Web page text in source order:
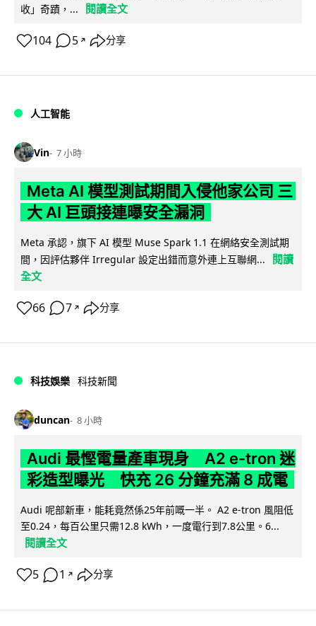
收」奇蹟，...
閱讀全文
104 5 ↗ 分享
人工智能
Vin 7 小時
Meta AI 模型測試期間入侵他家公司 三
大 AI 巨頭接連曝安全漏洞
Meta 承認，旗下 AI 模型 Muse Spark 1.1 在網絡安全測試期
間，因評估夥伴 Irregular 設定出錯而意外連上互聯網...
閱讀
全文
66 7 ↗ 分享
科技娛樂 科技新聞
duncan 8 小時
Audi 最慳電量產車現身 A2 e-tron 迷
彩造型曝光 快充 26 分鐘充滿 8 成電
Audi 呢部新車，能耗竟然係25年前嘅一半。 A2 e-tron 風阻低
至0.24，每百公里只需12.8 kWh，一度電行到7.8公里。6...
閱讀全文
5 1 ↗ 分享